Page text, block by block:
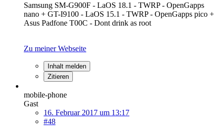
Samsung SM-G900F - LaOS 18.1 - TWRP - OpenGapps
nano + GT-I9100 - LaOS 15.1 - TWRP - OpenGapps pico +
Asus Padfone T00C - Dont drink as root
Zu meiner Webseite
Inhalt melden
Zitieren
mobile-phone
Gast
16. Februar 2017 um 13:17
#48